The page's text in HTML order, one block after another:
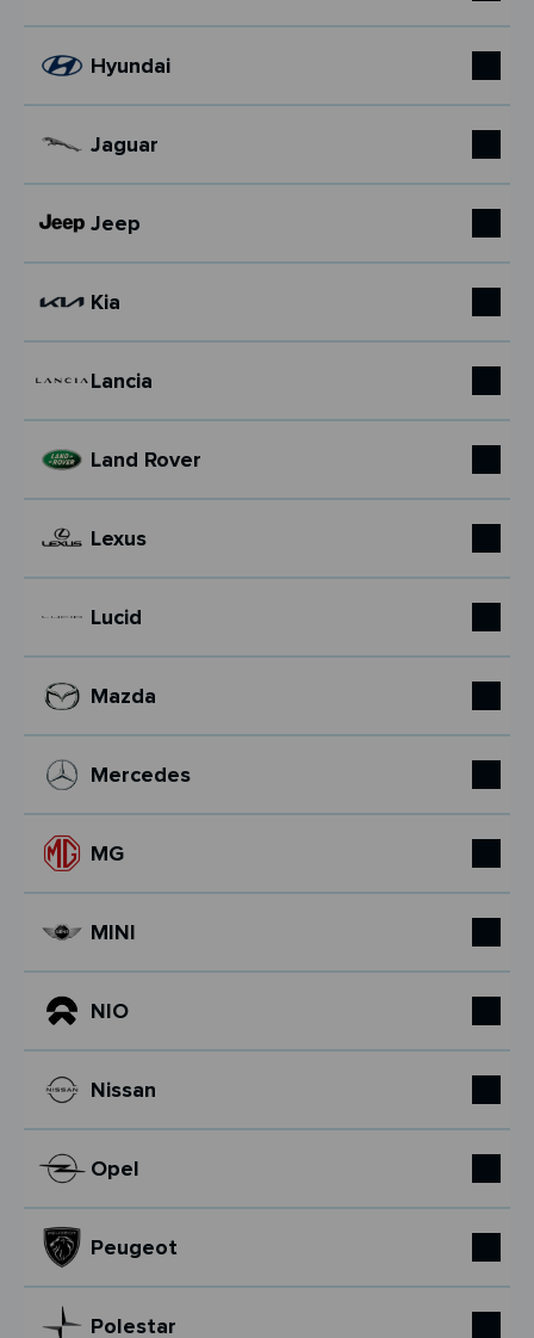
Hyundai
Jaguar
Jeep
Kia
Lancia
Land Rover
Lexus
Lucid
Mazda
Mercedes
MG
MINI
NIO
Nissan
Opel
Peugeot
Polestar